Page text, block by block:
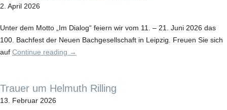
2. April 2026
Unter dem Motto „Im Dialog“ feiern wir vom 11. – 21. Juni 2026 das
100. Bachfest der Neuen Bachgesellschaft in Leipzig. Freuen Sie sich
auf Continue reading →
Trauer um Helmuth Rilling
13. Februar 2026